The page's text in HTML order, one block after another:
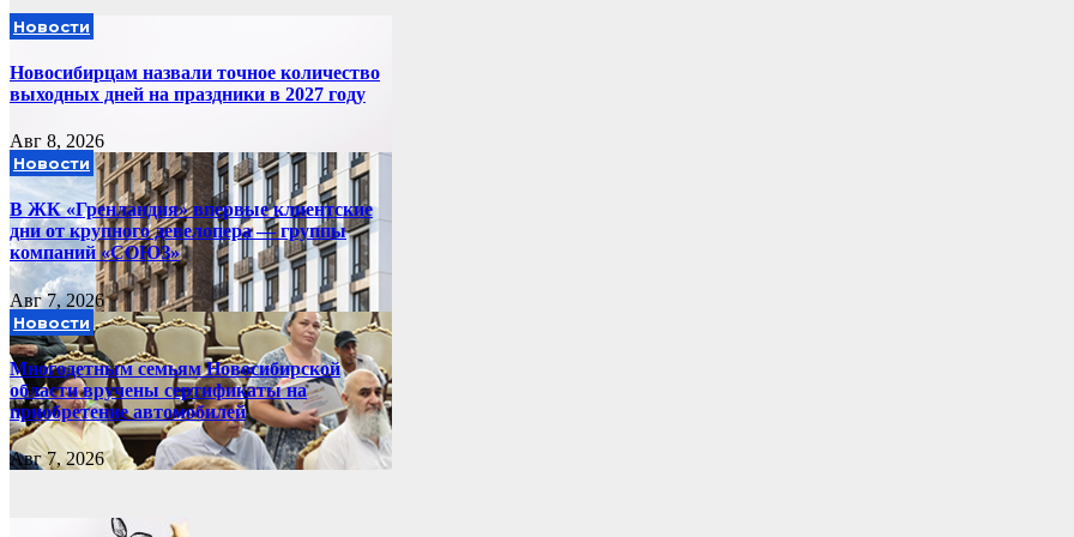
Новости
Новосибирцам назвали точное количество
выходных дней на праздники в 2027 году
Авг 8, 2026
Новости
В ЖК «Гренландия» впервые клиентские
дни от крупного девелопера — группы
компаний «СОЮЗ»
Авг 7, 2026
Новости
Многодетным семьям Новосибирской
области вручены сертификаты на
приобретение автомобилей
Авг 7, 2026